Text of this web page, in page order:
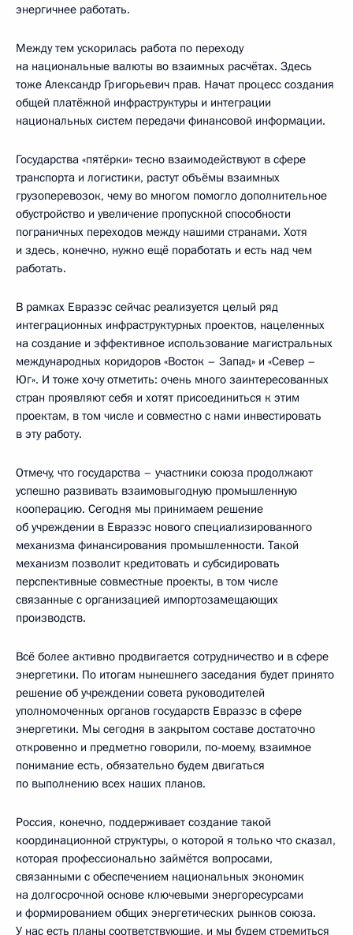
энергичнее работать.
Между тем ускорилась работа по переходу
на национальные валюты во взаимных расчётах. Здесь
тоже Александр Григорьевич прав. Начат процесс создания
общей платёжной инфраструктуры и интеграции
национальных систем передачи финансовой информации.
Государства «пятёрки» тесно взаимодействуют в сфере
транспорта и логистики, растут объёмы взаимных
грузоперевозок, чему во многом помогло дополнительное
обустройство и увеличение пропускной способности
пограничных переходов между нашими странами. Хотя
и здесь, конечно, нужно ещё поработать и есть над чем
работать.
В рамках Евразэс сейчас реализуется целый ряд
интеграционных инфраструктурных проектов, нацеленных
на создание и эффективное использование магистральных
международных коридоров «Восток – Запад» и «Север –
Юг». И тоже хочу отметить: очень много заинтересованных
стран проявляют себя и хотят присоединиться к этим
проектам, в том числе и совместно с нами инвестировать
в эту работу.
Отмечу, что государства – участники союза продолжают
успешно развивать взаимовыгодную промышленную
кооперацию. Сегодня мы принимаем решение
об учреждении в Евразэс нового специализированного
механизма финансирования промышленности. Такой
механизм позволит кредитовать и субсидировать
перспективные совместные проекты, в том числе
связанные с организацией импортозамещающих
производств.
Всё более активно продвигается сотрудничество и в сфере
энергетики. По итогам нынешнего заседания будет принято
решение об учреждении совета руководителей
уполномоченных органов государств Евразэс в сфере
энергетики. Мы сегодня в закрытом составе достаточно
откровенно и предметно говорили, по-моему, взаимное
понимание есть, обязательно будем двигаться
по выполнению всех наших планов.
Россия, конечно, поддерживает создание такой
координационной структуры, о которой я только что сказал,
которая профессионально займётся вопросами,
связанными с обеспечением национальных экономик
на долгосрочной основе ключевыми энергоресурсами
и формированием общих энергетических рынков союза.
У нас есть планы соответствующие, и мы будем стремиться